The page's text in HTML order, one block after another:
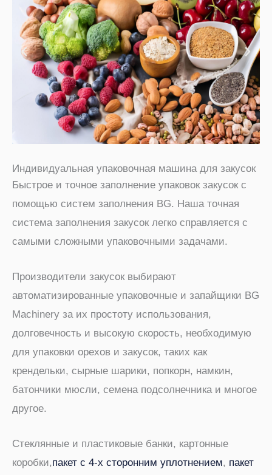
Индивидуальная упаковочная машина для закусок
Быстрое и точное заполнение упаковок закусок с
помощью систем заполнения BG. Наша точная
система заполнения закусок легко справляется с
самыми сложными упаковочными задачами.
Производители закусок выбирают
автоматизированные упаковочные и запайщики BG
Machinery за их простоту использования,
долговечность и высокую скорость, необходимую
для упаковки орехов и закусок, таких как
крендельки, сырные шарики, попкорн, намкин,
батончики мюсли, семена подсолнечника и многое
другое.
Стеклянные и пластиковые банки, картонные
коробки,пакет с 4-х сторонним уплотнением, пакет